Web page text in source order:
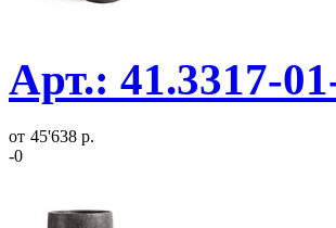
Арт.: 41.3317-
от 45'638 р.
-0